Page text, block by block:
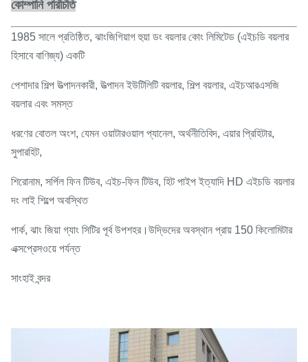
কোম্পানি পরিচিতি
1985 সালে প্রতিষ্ঠিত, ঝাংজিগিয়াগ হুয়া ডং বয়লার কোং লিমিটেড (এইচডি বয়লার
হিসাবে বাণিজ্য) একটি
পেশাদার শিল্প উত্পাদনকারী, উত্পাদন ইউটিলিটি বয়লার, শিল্প বয়লার, এইচআরএসজি
বয়লার এবং সমস্ত
ধরণের বোতল অংশ, যেমন ওয়াটারওয়াল প্যানেল, অর্থনীতিবিদ, এয়ার প্রিহিটার,
সুপারহিট,
শিরোনাম, সর্পিল ফিন টিউব, এইচ-ফিন টিউব, হিট পাইপ ইত্যাদি HD এইচডি বয়লার
দং লাই শিল্পে অবস্থিত
পার্ক, ঝাং জিয়া গ্যাং সিটির পূর্ব উপশহর।উদ্ভিদের অবস্থান প্রায় 150 কিলোমিটার
এক্সপ্রেসওয়ে পর্যন্ত
সাংহাই বন্দর